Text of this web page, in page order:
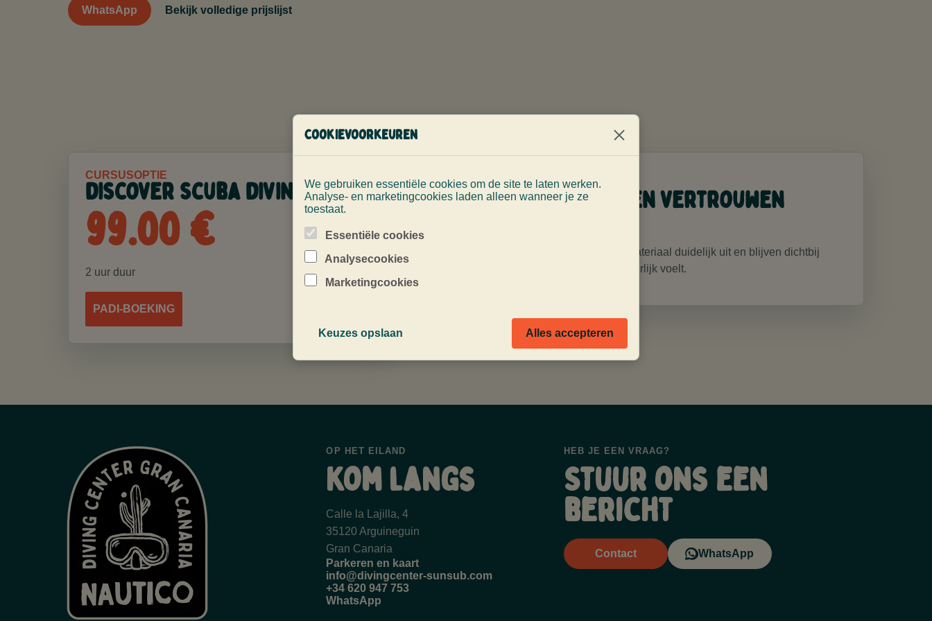
WhatsApp Bekijk volledige prijslijst
CURSUSOPTIE
discover scuba diving
99.00 €
2 uur duur
PADI-BOEKING
Rustig, eenvoudig en vertrouwen
We houden het tempo rustig, leggen materiaal duidelijk uit en blijven dichtbij
zodat je eerste adem onder water natuurlijk voelt.
OP HET EILAND
Kom langs
Calle la Lajilla, 4
35120 Arguineguin
Gran Canaria
Parkeren en kaart
info@divingcenter-sunsub.com
+34 620 947 753
WhatsApp
HEB JE EEN VRAAG?
Stuur ons een
bericht
Contact WhatsApp
Cookievoorkeuren
We gebruiken essentiële cookies om de site te laten werken.
Analyse- en marketingcookies laden alleen wanneer je ze
toestaat.
Essentiële cookies
Analysecookies
Marketingcookies
Keuzes opslaan Alles accepteren